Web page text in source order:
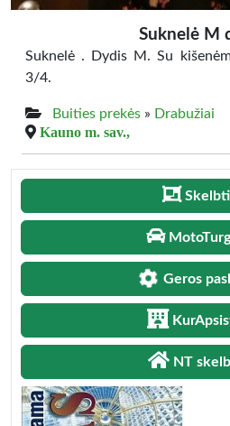
Suknelė M
Suknelė . Dydis M. Su
3/4.
Buities prekės » Drabužiai
Kauno m. sav.,
Geros
NT